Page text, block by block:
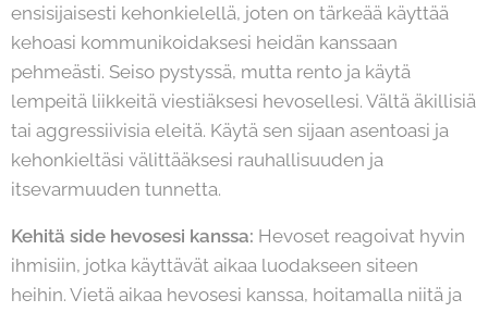
ensisijaisesti kehonkielellä, joten on tärkeää käyttää
kehoasi kommunikoidaksesi heidän kanssaan
pehmeästi. Seiso pystyssä, mutta rento ja käytä
lempeitä liikkeitä viestiäksesi hevosellesi. Vältä äkillisiä
tai aggressiivisia eleitä. Käytä sen sijaan asentoasi ja
kehonkieltäsi välittääksesi rauhallisuuden ja
itsevarmuuden tunnetta.
Kehitä side hevosesi kanssa: Hevoset reagoivat hyvin
ihmisiin, jotka käyttävät aikaa luodakseen siteen
heihin. Vietä aikaa hevosesi kanssa, hoitamalla niitä ja